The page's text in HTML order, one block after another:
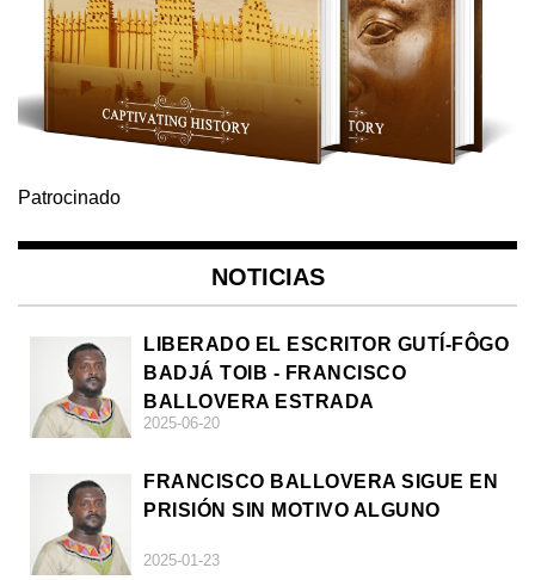
Patrocinado
NOTICIAS
LIBERADO EL ESCRITOR GUTÍ-FÔGO
BADJÁ TOIB - FRANCISCO
BALLOVERA ESTRADA
2025-06-20
FRANCISCO BALLOVERA SIGUE EN
PRISIÓN SIN MOTIVO ALGUNO
2025-01-23